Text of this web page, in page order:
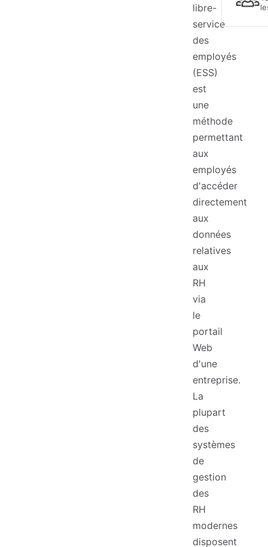
libre-
service
des
employés
(ESS)
est
une
méthode
permettant
aux
employés
d'accéder
directement
aux
données
relatives
aux
RH
via
le
portail
Web
d'une
entreprise.
La
plupart
des
systèmes
de
gestion
des
RH
modernes
disposent